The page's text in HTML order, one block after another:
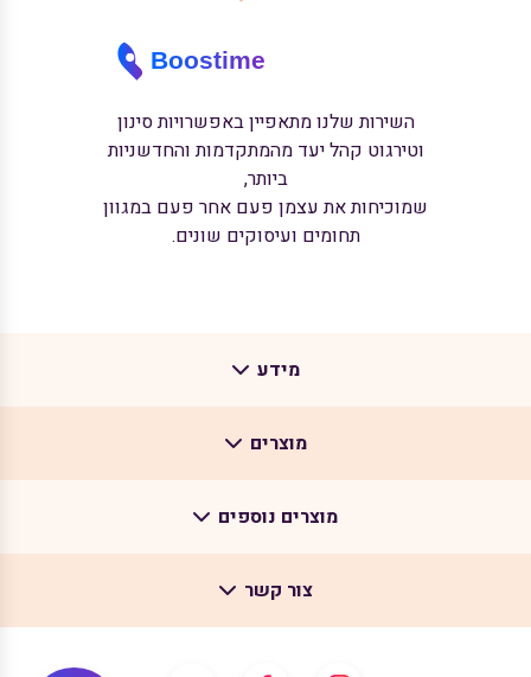
השירות שלנו מתאפיין באפשרויות סינון
וטירגוט קהל יעד מהמתקדמות והחדשניות
ביותר,
שמוכיחות את עצמן פעם אחר פעם במגוון
תחומים ועיסוקים שונים.
מידע
אודות
צרו קשר
מוצרים
רובוט לאינסטגרם
קניית לייקים באינסטגרם
מוצרים נוספים
שירותי קידום באינסטגרם
שירותי קידום בפייסבוק
צור קשר